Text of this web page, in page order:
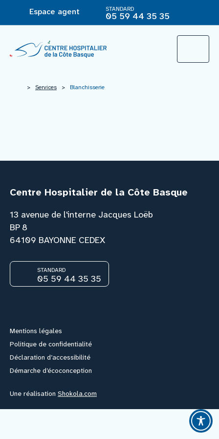
Espace agent STANDARD
05 59 44 35 35
L’Hôpital
Vous êtes
Nous rejoindre
Vous former
Espace agent
Faire un don
Contact
> Services > Blanchisserie
Centre Hospitalier de la Côte Basque
13 avenue de l'interne Jacques Loëb
BP 8
64109 BAYONNE CEDEX
STANDARD
05 59 44 35 35
Mentions légales
Politique de confidentialité
Déclaration d’accessibilité
Démarche d’écoconception
Une réalisation Shokola.com